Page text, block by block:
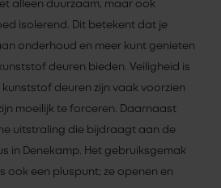
alleen duurzaam, maar ook
isolerend. Dit betekent dat je
onderhoud en meer kunt genieten
deuren bieden. Veiligheid is
deuren zijn vaak voorzien
moeilijk te forceren. Daarnaast
uitstraling die bijdraagt aan de
in Denekamp. Het gebruiksgemak
ook een pluspunt; ze openen en